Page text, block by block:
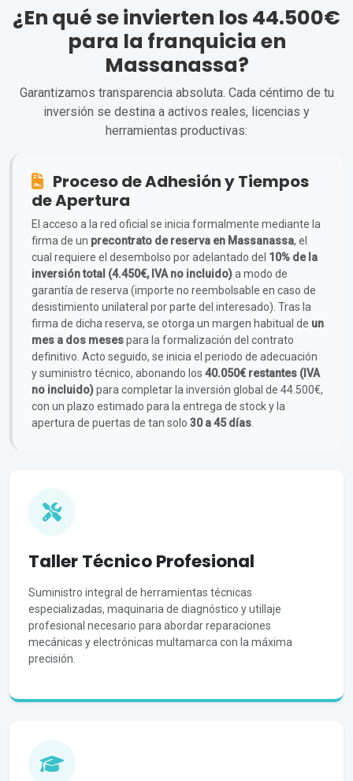
¿En qué se invierten los 44.500€
para la franquicia en
Massanassa?
Garantizamos transparencia absoluta. Cada céntimo de tu
inversión se destina a activos reales, licencias y
herramientas productivas:
Proceso de Adhesión y Tiempos
de Apertura
El acceso a la red oficial se inicia formalmente mediante la
firma de un precontrato de reserva en Massanassa, el
cual requiere el desembolso por adelantado del 10% de la
inversión total (4.450€, IVA no incluido)a modo de
garantía de reserva (importe no reembolsable en caso de
desistimiento unilateral por parte del interesado). Tras la
firma de dicha reserva, se otorga un margen habitual de un
mes a dos mesespara la formalización del contrato
definitivo. Acto seguido, se inicia el periodo de adecuación
y suministro técnico, abonando los 40.050€ restantes (IVA
no incluido)para completar la inversión global de 44.500€,
con un plazo estimado para la entrega de stock y la
apertura de puertas de tan solo 30 a 45 días
Taller Técnico Profesional
Suministro integral de herramientas técnicas
especializadas, maquinaria de diagnóstico y utillaje
profesional necesario para abordar reparaciones
mecánicas y electrónicas multamarca con la máxima
precisión.